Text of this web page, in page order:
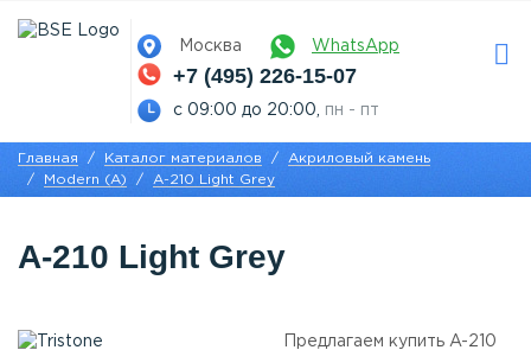
Москва WhatsApp
+7 (495) 226-15-07
с 09:00 до 20:00, пн - пт
Главная Каталог материалов
Акриловый камень
Modern (A)
A-210 Light Grey
A-210 Light Grey
Предлагаем купить A-210